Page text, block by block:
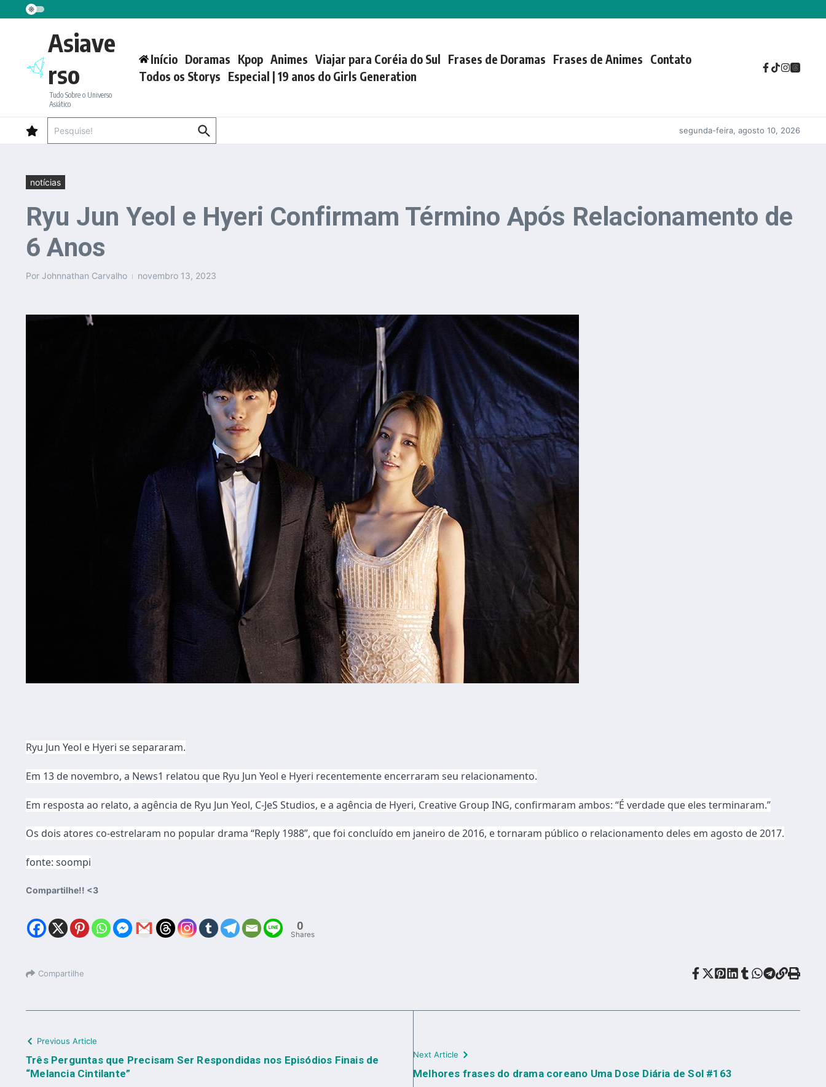
Ir para o conteúdo
Asiave
rso
Tudo Sobre o Universo
Asiático
Início Doramas Kpop Animes Viajar para Coréia do Sul Frases de Doramas Frases de Animes Contato
Todos os Storys Especial | 19 anos do Girls Generation
segunda-feira, agosto 10, 2026
notícias
Ryu Jun Yeol e Hyeri Confirmam Término Após Relacionamento de
6 Anos
Por Johnnathan Carvalho novembro 13, 2023
Ryu Jun Yeol e Hyeri se separaram.
Em 13 de novembro, a News1 relatou que Ryu Jun Yeol e Hyeri recentemente encerraram seu relacionamento.
Em resposta ao relato, a agência de Ryu Jun Yeol, C-JeS Studios, e a agência de Hyeri, Creative Group ING, confirmaram ambos: “É verdade que eles terminaram.”
Os dois atores co-estrelaram no popular drama “Reply 1988”, que foi concluído em janeiro de 2016, e tornaram público o relacionamento deles em agosto de 2017.
fonte: soompi
Compartilhe!! <3
0
Shares
Compartilhe
Previous Article
Três Perguntas que Precisam Ser Respondidas nos Episódios Finais de
“Melancia Cintilante”
Next Article
Melhores frases do drama coreano Uma Dose Diária de Sol #163